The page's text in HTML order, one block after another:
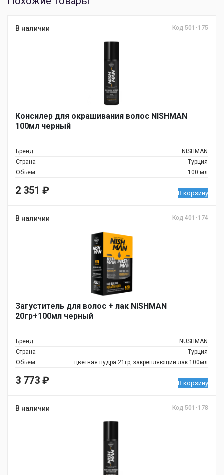
В наличии Код 501-175
Консилер для окрашивания волос NISHMAN
100мл черный
Бренд
NISHMAN
Страна
Турция
Объём
100 мл
2 351 ₽ В корзину
В наличии Код 401-174
Загуститель для волос + лак NISHMAN
20гр+100мл черный
Бренд
NUSHMAN
Страна
Турция
Объём
цветная пудра 21гр, закрепляющий лак 100мл
3 773 ₽ В корзину
В наличии Код 501-178